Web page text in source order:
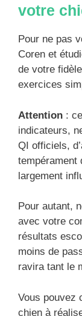
votre
Pour ne pas
Coren et
de votre
exercices
Attention :
indicateurs,
QI officiels,
tempérament
largement
Pour autant,
avec votre
résultats
moins de
ravira tant le
Vous pouvez
chien à